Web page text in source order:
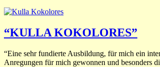
“KULLA KOKOLORES”
“Eine sehr fundierte Ausbildung, für mich ein
Anregungen für mich gewonnen und besonders